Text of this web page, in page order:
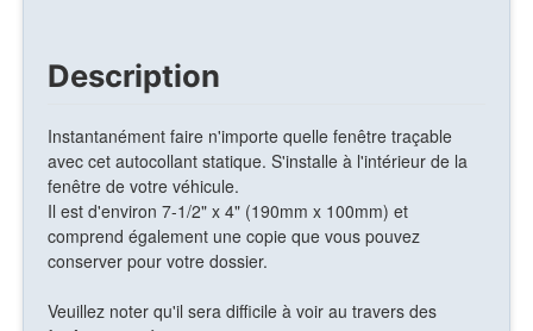
Description
Instantanément faire n'importe quelle fenêtre traçable
avec cet autocollant statique. S'installe à l'intérieur de la
fenêtre de votre véhicule.
Il est d'environ 7-1/2" x 4" (190mm x 100mm) et
comprend également une copie que vous pouvez
conserver pour votre dossier.
Veuillez noter qu'il sera difficile à voir au travers des